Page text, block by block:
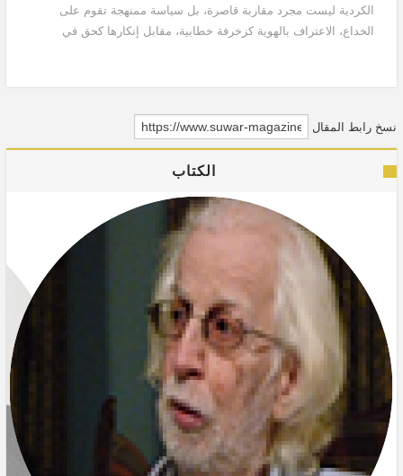
الكردية ليست مجرد مقاربة قاصرة، بل سياسة ممنهجة تقوم على
الخداع، الاعتراف بالهوية كزخرفة خطابية، مقابل إنكارها كحق في
الكردي، عبر محاولات مدروسة لتهميشه وعزله، واستبداله ببدائل
مصطنعة تدين بالولاء للسلطة.
نسخ رابط المقال
الكتاب